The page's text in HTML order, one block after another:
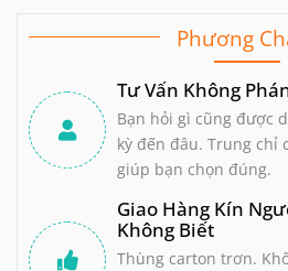
Phương
Tư Vấn Không
Bạn hỏi gì cũng được
kỳ đến đâu. Trung chỉ
giúp bạn chọn đúng.
Giao Hàng Kín
Không Biết
Thùng carton trơn.